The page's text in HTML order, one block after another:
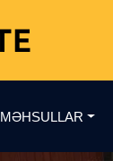
MƏHSULLAR